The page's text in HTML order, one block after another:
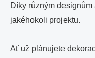
Díky různým
jakéhokoli projektu.
Ať už plánujete